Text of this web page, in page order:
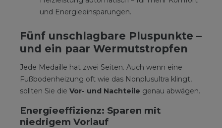
und Energieeinsparungen.
Fünf unschlagbare Pluspunkte –
und ein paar Wermutstropfen
Jede Medaille hat zwei Seiten. Auch wenn eine
Fußbodenheizung oft wie das Nonplusultra klingt,
sollten Sie die Vor- und Nachteile genau abwägen.
Energieeffizienz: Sparen mit
niedrigem Vorlauf